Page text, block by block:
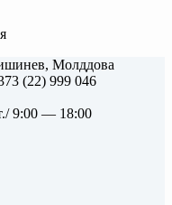
Молддова
(22) 999 046
9:00 — 18:00